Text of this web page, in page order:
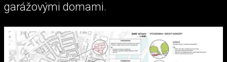
garážovými domami.